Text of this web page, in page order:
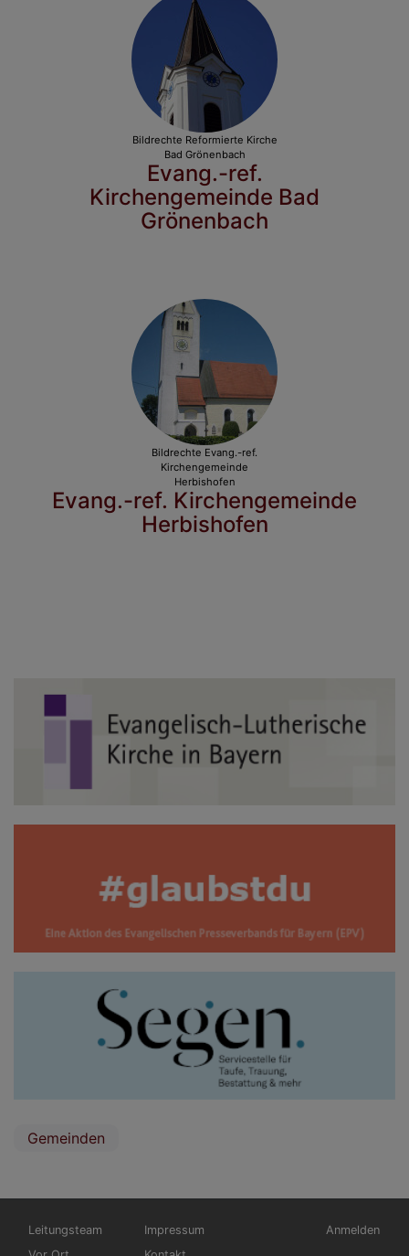
Bildrechte Reformierte Kirche
Bad Grönenbach
Evang.-ref.
Kirchengemeinde Bad
Grönenbach
Bildrechte Evang.-ref.
Kirchengemeinde
Herbishofen
Evang.-ref. Kirchengemeinde
Herbishofen
Gemeinden
Hauptnavigation
Leitungsteam
Fußbereichsmenü
Impressum
Anmelden